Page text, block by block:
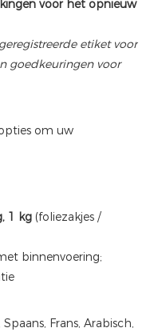
voor het opnieuw
etiket voor
goedkeuringen voor
om uw
1 kg(foliezakjes /
binnenvoering;
Frans, Arabisch,